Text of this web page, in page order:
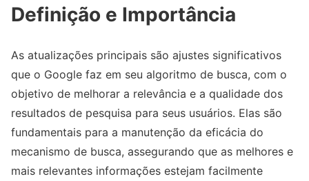
Definição e Importância
As atualizações principais são ajustes significativos
que o Google faz em seu algoritmo de busca, com o
objetivo de melhorar a relevância e a qualidade dos
resultados de pesquisa para seus usuários. Elas são
fundamentais para a manutenção da eficácia do
mecanismo de busca, assegurando que as melhores e
mais relevantes informações estejam facilmente